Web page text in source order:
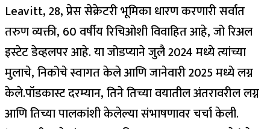
Leavitt, 28, प्रेस सेक्रेटरी भूमिका धारण करणारी सर्वात
तरुण व्यक्ती, 60 वर्षीय रिचिओशी विवाहित आहे, जो रिअल
इस्टेट डेव्हलपर आहे. या जोडप्याने जुलै 2024 मध्ये त्यांच्या
मुलाचे, निकोचे स्वागत केले आणि जानेवारी 2025 मध्ये लग्न
केले.पॉडकास्ट दरम्यान, तिने तिच्या वयातील अंतरावरील लग्न
आणि तिच्या पालकांशी केलेल्या संभाषणावर चर्चा केली.